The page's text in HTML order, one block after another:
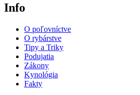
Info
O poľovníctve
O rybárstve
Tipy a Triky
Podujatia
Zákony
Kynológia
Fakty